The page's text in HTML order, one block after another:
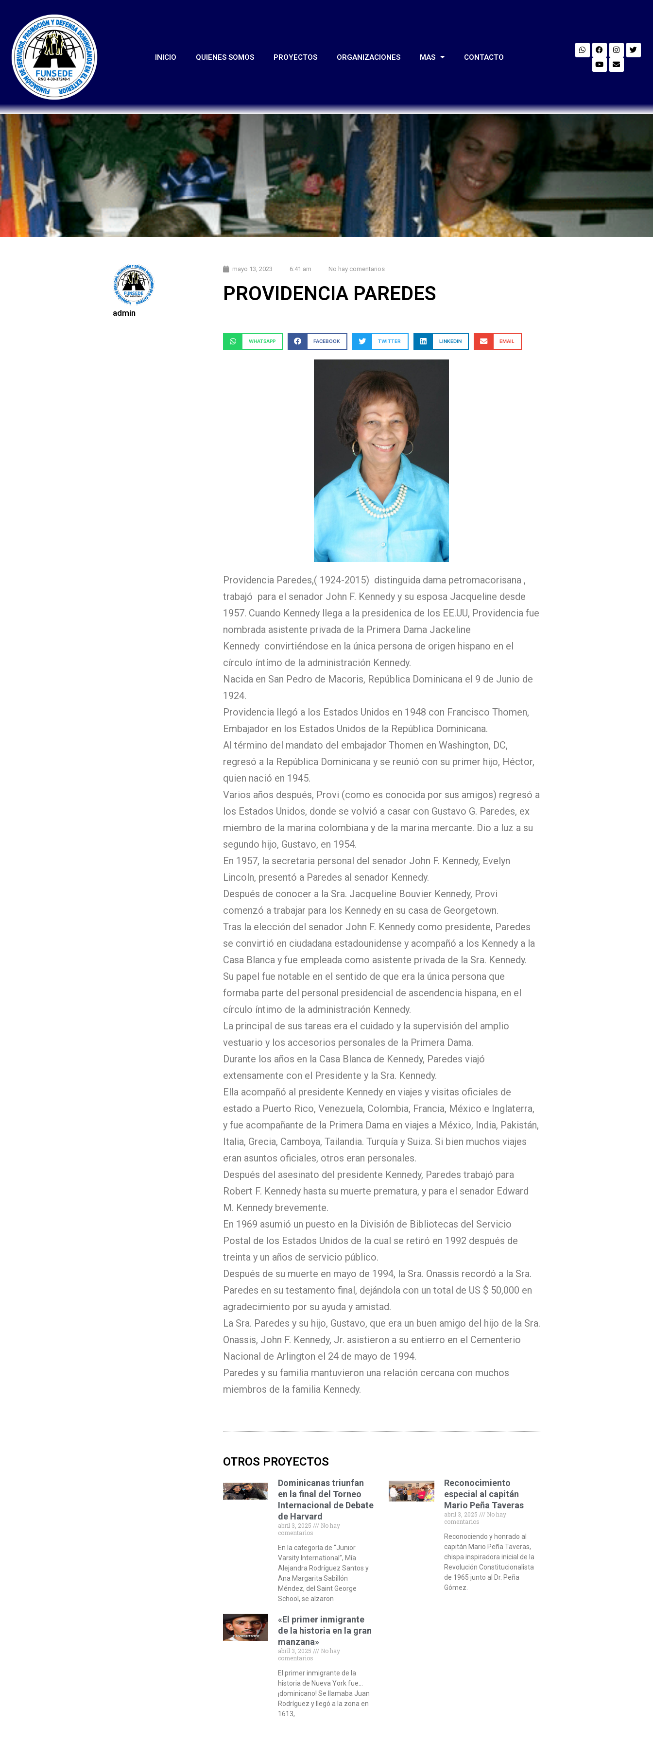
INICIO QUIENES SOMOS PROYECTOS ORGANIZACIONES MAS CONTACTO
admin
mayo 13, 2023 6:41 am No hay comentarios
PROVIDENCIA PAREDES
WHATSAPP FACEBOOK TWITTER LINKEDIN EMAIL
Providencia Paredes,( 1924-2015) distinguida dama petromacorisana ,
trabajó para el senador John F. Kennedy y su esposa Jacqueline desde
1957. Cuando Kennedy llega a la presidenica de los EE.UU, Providencia fue
nombrada asistente privada de la Primera Dama Jackeline
Kennedy convirtiéndose en la única persona de origen hispano en el
círculo íntímo de la administración Kennedy.
Nacida en San Pedro de Macoris, República Dominicana el 9 de Junio de
1924.
Providencia llegó a los Estados Unidos en 1948 con Francisco Thomen,
Embajador en los Estados Unidos de la República Dominicana.
Al término del mandato del embajador Thomen en Washington, DC,
regresó a la República Dominicana y se reunió con su primer hijo, Héctor,
quien nació en 1945.
Varios años después, Provi (como es conocida por sus amigos) regresó a
los Estados Unidos, donde se volvió a casar con Gustavo G. Paredes, ex
miembro de la marina colombiana y de la marina mercante. Dio a luz a su
segundo hijo, Gustavo, en 1954.
En 1957, la secretaria personal del senador John F. Kennedy, Evelyn
Lincoln, presentó a Paredes al senador Kennedy.
Después de conocer a la Sra. Jacqueline Bouvier Kennedy, Provi
comenzó a trabajar para los Kennedy en su casa de Georgetown.
Tras la elección del senador John F. Kennedy como presidente, Paredes
se convirtió en ciudadana estadounidense y acompañó a los Kennedy a la
Casa Blanca y fue empleada como asistente privada de la Sra. Kennedy.
Su papel fue notable en el sentido de que era la única persona que
formaba parte del personal presidencial de ascendencia hispana, en el
círculo íntimo de la administración Kennedy.
La principal de sus tareas era el cuidado y la supervisión del amplio
vestuario y los accesorios personales de la Primera Dama.
Durante los años en la Casa Blanca de Kennedy, Paredes viajó
extensamente con el Presidente y la Sra. Kennedy.
Ella acompañó al presidente Kennedy en viajes y visitas oficiales de
estado a Puerto Rico, Venezuela, Colombia, Francia, México e Inglaterra,
y fue acompañante de la Primera Dama en viajes a México, India, Pakistán,
Italia, Grecia, Camboya, Tailandia. Turquía y Suiza. Si bien muchos viajes
eran asuntos oficiales, otros eran personales.
Después del asesinato del presidente Kennedy, Paredes trabajó para
Robert F. Kennedy hasta su muerte prematura, y para el senador Edward
M. Kennedy brevemente.
En 1969 asumió un puesto en la División de Bibliotecas del Servicio
Postal de los Estados Unidos de la cual se retiró en 1992 después de
treinta y un años de servicio público.
Después de su muerte en mayo de 1994, la Sra. Onassis recordó a la Sra.
Paredes en su testamento final, dejándola con un total de US $ 50,000 en
agradecimiento por su ayuda y amistad.
La Sra. Paredes y su hijo, Gustavo, que era un buen amigo del hijo de la Sra.
Onassis, John F. Kennedy, Jr. asistieron a su entierro en el Cementerio
Nacional de Arlington el 24 de mayo de 1994.
Paredes y su familia mantuvieron una relación cercana con muchos
miembros de la familia Kennedy.
OTROS PROYECTOS
Dominicanas triunfan
en la final del Torneo
Internacional de Debate
de Harvard
abril 3, 2025
No hay
comentarios
En la categoría de “Junior
Varsity International”, Mía
Alejandra Rodríguez Santos y
Ana Margarita Sabillón
Méndez, del Saint George
School, se alzaron
Reconocimiento
especial al capitán
Mario Peña Taveras
abril 3, 2025
No hay
comentarios
Reconociendo y honrado al
capitán Mario Peña Taveras,
chispa inspiradora inicial de la
Revolución Constitucionalista
de 1965 junto al Dr. Peña
Gómez.
«El primer inmigrante
de la historia en la gran
manzana»
abril 3, 2025
No hay
comentarios
El primer inmigrante de la
historia de Nueva York fue…
¡dominicano! Se llamaba Juan
Rodríguez y llegó a la zona en
1613,